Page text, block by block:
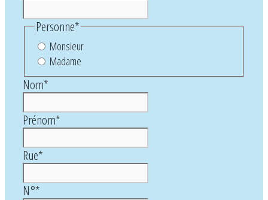
Personne*
Monsieur
Madame
Nom*
Prénom*
Rue*
N°*